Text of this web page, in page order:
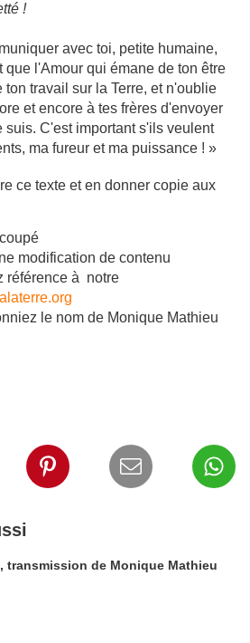
!
avec toi, petite humaine,
l'Amour qui émane de ton être
travail sur la Terre, et n'oublie
et encore à tes frères d'envoyer
suis. C'est important s'ils veulent
ma fureur et ma puissance ! »
ce texte et en donner copie aux
modification de contenu
référence à notre
le nom de Monique Mathieu
transmission de Monique Mathieu